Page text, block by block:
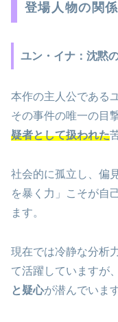
登場人物の関
ユン・イナ：沈黙
本作の主人公である
その事件の唯一の目
疑者として扱われた
社会的に孤立し、偏
を暴く力」こそが自
ます。
現在では冷静な分析
て活躍していますが
と疑心が潜んでいます